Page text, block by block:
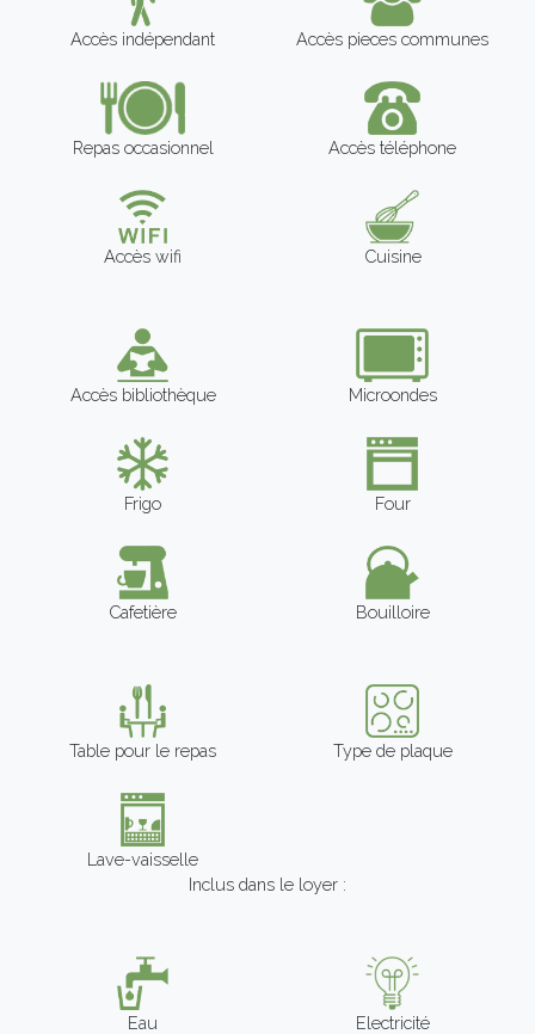
Accès indépendant Accès pieces communes
Repas occasionnel Accès téléphone
Accès wifi Cuisine
Accès bibliothèque Microondes
Frigo Four
Cafetière Bouilloire
Table pour le repas Type de plaque
Lave-vaisselle
Inclus dans le loyer :
Eau Electricité